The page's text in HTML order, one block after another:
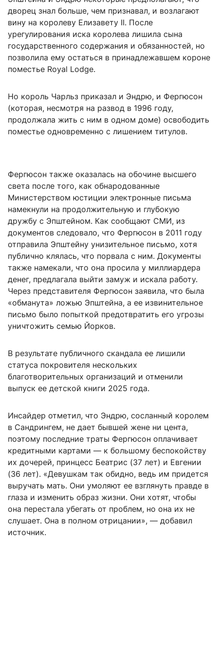
дворец знал больше, чем признавал, и возлагают
вину на королеву Елизавету II. После
урегулирования иска королева лишила сына
государственного содержания и обязанностей, но
позволила ему остаться в принадлежавшем короне
поместье Royal Lodge.
Но король Чарльз приказал и Эндрю, и Фергюсон
(которая, несмотря на развод в 1996 году,
продолжала жить с ним в одном доме) освободить
поместье одновременно с лишением титулов.
Фергюсон также оказалась на обочине высшего
света после того, как обнародованные
Министерством юстиции электронные письма
намекнули на продолжительную и глубокую
дружбу с Эпштейном. Как сообщают СМИ, из
документов следовало, что Фергюсон в 2011 году
отправила Эпштейну унизительное письмо, хотя
публично клялась, что порвала с ним. Документы
также намекали, что она просила у миллиардера
денег, предлагала выйти замуж и искала работу.
Через представителя Фергюсон заявила, что была
«обманута» ложью Эпштейна, а ее извинительное
письмо было попыткой предотвратить его угрозы
уничтожить семью Йорков.
В результате публичного скандала ее лишили
статуса покровителя нескольких
благотворительных организаций и отменили
выпуск ее детской книги 2025 года.
Инсайдер отметил, что Эндрю, сосланный королем
в Сандрингем, не дает бывшей жене ни цента,
поэтому последние траты Фергюсон оплачивает
кредитными картами — к большому беспокойству
их дочерей, принцесс Беатрис (37 лет) и Евгении
(36 лет). «Девушкам так обидно, ведь им придется
выручать мать. Они умоляют ее взглянуть правде в
глаза и изменить образ жизни. Они хотят, чтобы
она перестала убегать от проблем, но она их не
слушает. Она в полном отрицании», — добавил
источник.